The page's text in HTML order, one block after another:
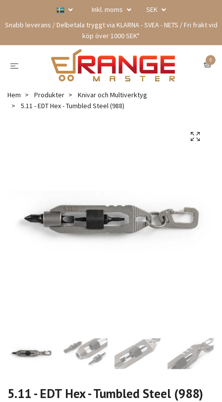
Inkl. moms
SEK
Snabb leverans / Delbetala tryggt via KLARNA - SVEA - NETS / Fri frakt vid
köp över 1000 SEK*
0
Hem Produkter
Knivar och Multiverktyg
5.11 - EDT Hex - Tumbled Steel (988)
5.11 - EDT Hex - Tumbled Steel (988)